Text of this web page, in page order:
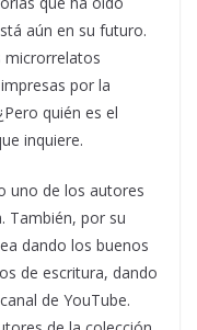
aún en su futuro.
microrrelatos
por la
quién es el
inquiere.
uno de los autores
También, por su
dando los buenos
de escritura, dando
de YouTube.